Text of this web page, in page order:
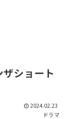
ショート
2024.02.23
ドラマ